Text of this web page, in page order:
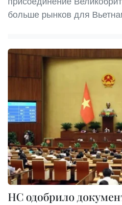
больше рынков для
НС одобрило